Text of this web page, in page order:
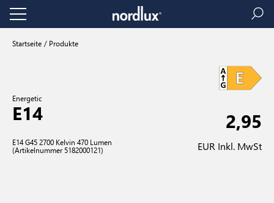
Startseite Produkte
Energetic
E14
E14 G45 2700 Kelvin 470 Lumen
(Artikelnummer 5182000121)
2,95
EUR Inkl. MwSt